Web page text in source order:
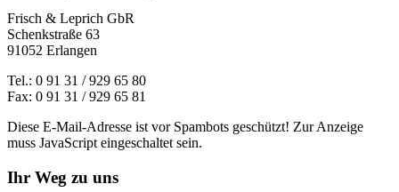
Frisch & Leprich GbR
Schenkstraße 63
91052 Erlangen
Tel.: 0 91 31 / 929 65 80
Fax: 0 91 31 / 929 65 81
Diese E-Mail-Adresse ist vor Spambots geschützt! Zur Anzeige
muss JavaScript eingeschaltet sein.
Ihr Weg zu uns